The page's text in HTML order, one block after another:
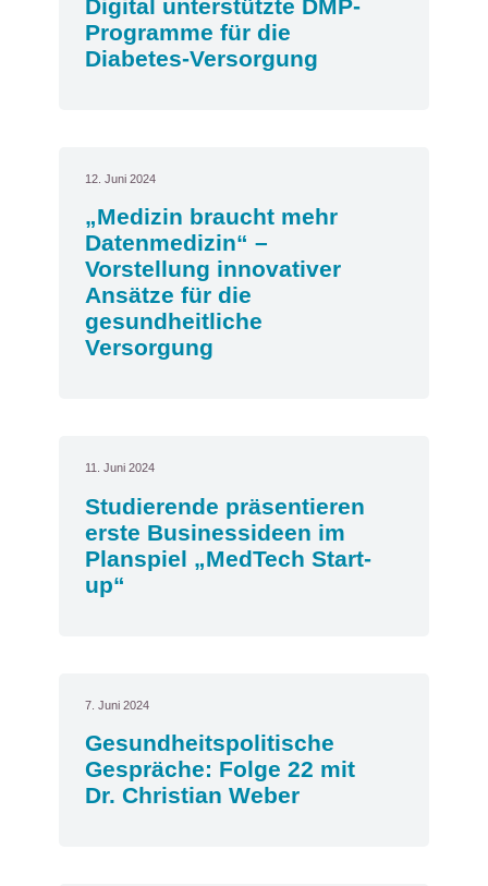
Digital unterstützte DMP-
Programme für die
Diabetes-Versorgung
12. Juni 2024
„Medizin braucht mehr
Datenmedizin“ –
Vorstellung innovativer
Ansätze für die
gesundheitliche
Versorgung
11. Juni 2024
Studierende präsentieren
erste Businessideen im
Planspiel „MedTech Start-
up“
7. Juni 2024
Gesundheitspolitische
Gespräche: Folge 22 mit
Dr. Christian Weber